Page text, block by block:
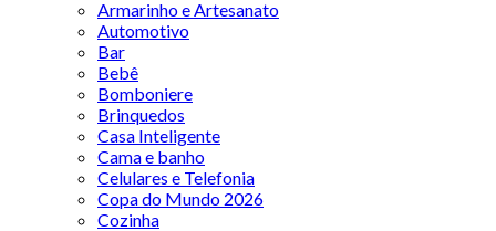
Armarinho e Artesanato
Automotivo
Bar
Bebê
Bomboniere
Brinquedos
Casa Inteligente
Cama e banho
Celulares e Telefonia
Copa do Mundo 2026
Cozinha